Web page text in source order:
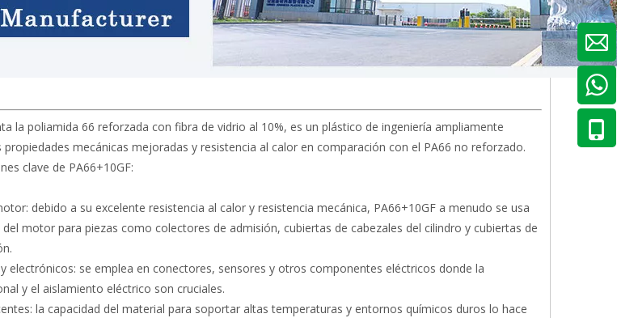
la poliamida 66 reforzada con fibra de vidrio al 10%, es un plástico de ingeniería ampliamente
mecánicas mejoradas y resistencia al calor en comparación con el PA66 no reforzado.
clave de PA66+10GF:
debido a su excelente resistencia al calor y resistencia mecánica, PA66+10GF a menudo se usa
motor para piezas como colectores de admisión, cubiertas de cabezales del cilindro y cubiertas de
electrónicos: se emplea en conectores, sensores y otros componentes eléctricos donde la
y el aislamiento eléctrico son cruciales.
la capacidad del material para soportar altas temperaturas y entornos químicos duros lo hace